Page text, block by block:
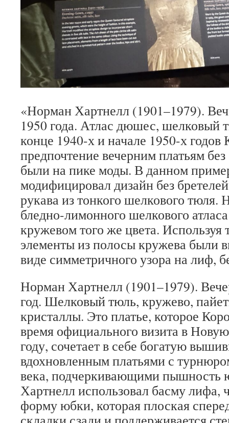
«Норман Хартнелл (1901–1979).
1950 года. Атлас дюшес, шелковый
конце 1940-х и начале 1950-х годов
предпочтение вечерним платьям
были на пике моды. В данном
модифицировал дизайн без
рукава из тонкого шелкового
бледно-лимонного шелкового
кружевом того же цвета. Используя
элементы из полосы кружева были
виде симметричного узора на лиф,
Норман Хартнелл (1901–1979).
год. Шелковый тюль, кружево,
кристаллы. Это платье, которое
время официального визита в
году, сочетает в себе богатую
вдохновленным платьями с
века, подчеркивающими пышность
Хартнелл использовал басму лифа,
форму юбки, которая плоская